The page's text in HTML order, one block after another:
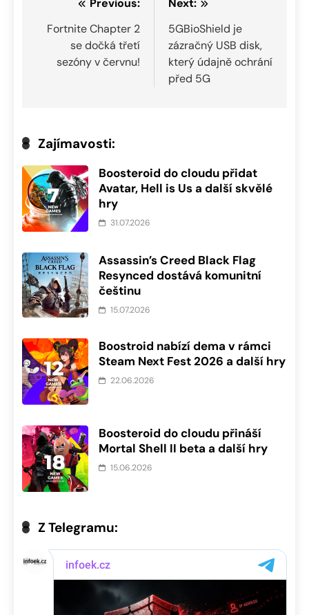
Navigace
pro
příspěvek
Previous:
Fortnite Chapter 2
se dočká třetí
sezóny v červnu!
Next:
5GBioShield je
zázračný USB disk,
který údajně ochrání
před 5G
Zajímavosti:
Boosteroid do cloudu přidat
Avatar, Hell is Us a další skvělé
hry
31.07.2026
Assassin’s Creed Black Flag
Resynced dostává komunitní
češtinu
15.07.2026
Boostroid nabízí dema v rámci
Steam Next Fest 2026 a další hry
22.06.2026
Boosteroid do cloudu přináší
Mortal Shell II beta a další hry
15.06.2026
Z Telegramu: